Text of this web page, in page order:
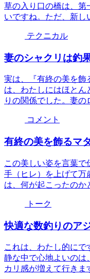
草の入り口の橋は、第
いですね。ただ、新し
テクニカル
妻のシャクリは釣
実は、『有終の美を飾
は、わたしにはほとん
りの関係でした。妻の
コメント
有終の美を飾るマ
この美しい姿を言葉
手（ヒレ）を上げて万
は、何が起こったのか
トーク
快適な数釣りのア
これは、わたし的に
静な中で心地よいのは
カリ感が増えて行きま